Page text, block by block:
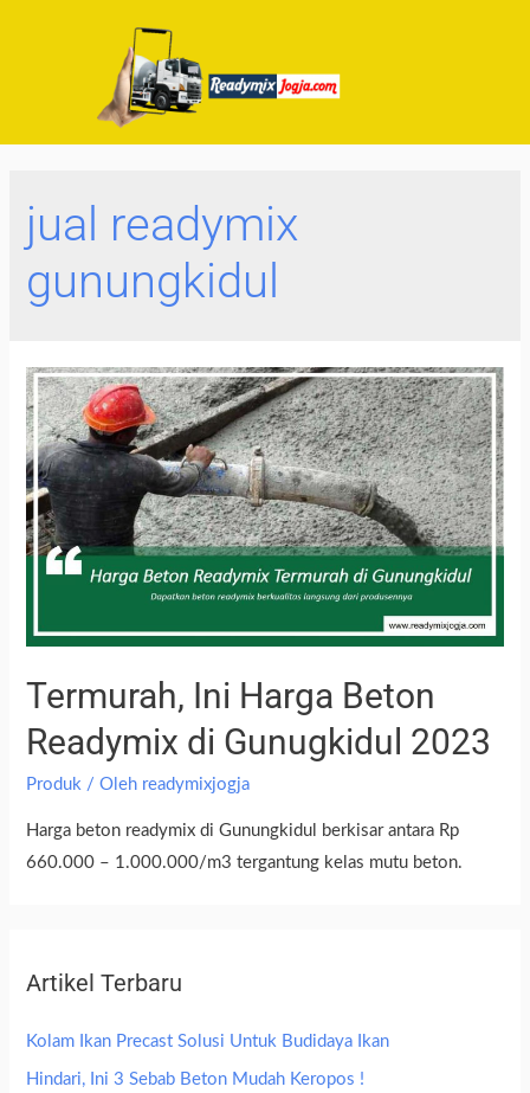
jual readymix
gunungkidul
Termurah, Ini Harga Beton
Readymix di Gunugkidul 2023
Produk / Oleh readymixjogja
Harga beton readymix di Gunungkidul berkisar antara Rp
660.000 – 1.000.000/m3 tergantung kelas mutu beton.
Artikel Terbaru
Kolam Ikan Precast Solusi Untuk Budidaya Ikan
Hindari, Ini 3 Sebab Beton Mudah Keropos !